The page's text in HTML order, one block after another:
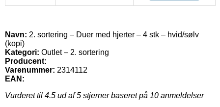
Navn: 2. sortering – Duer med hjerter – 4 stk – hvid/sølv
(kopi)
Kategori: Outlet – 2. sortering
Producent:
Varenummer: 2314112
EAN:
Vurderet til 4.5 ud af 5 stjerner baseret på 10 anmeldelser